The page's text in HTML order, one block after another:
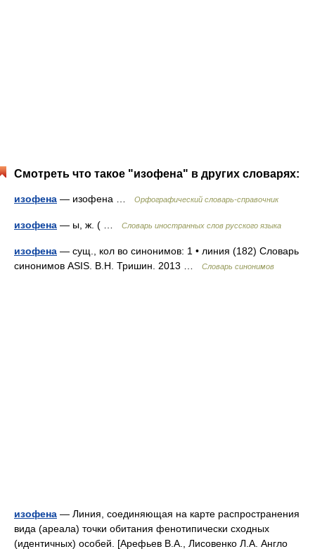
Смотреть что такое "изофена" в других словарях:
изофена — изофена … Орфографический словарь-справочник
изофена — ы, ж. ( … Словарь иностранных слов русского языка
изофена — сущ., кол во синонимов: 1 • линия (182) Словарь
синонимов ASIS. В.Н. Тришин. 2013 …
Словарь синонимов
изофена — Линия, соединяющая на карте распространения
вида (ареала) точки обитания фенотипически сходных
(идентичных) особей. [Арефьев В.А., Лисовенко Л.А. Англо